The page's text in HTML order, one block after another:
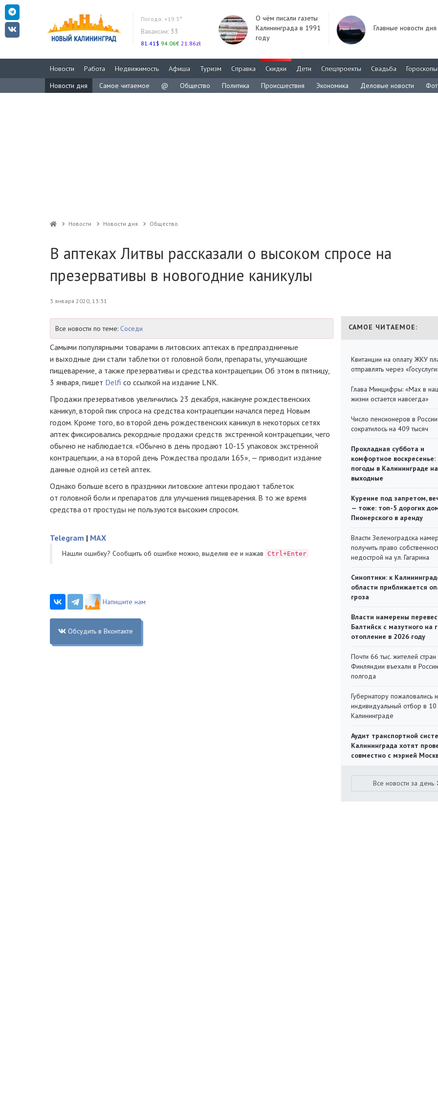
Погода: +19.3°
Вакансии: 33
81.41$ 94.06€ 21.86zł
О чём писали газеты
Калининграда в 1991
году
Главные новости дня
Новости Работа Недвижимость Афиша Туризм Справка Скидки Дети Спецпроекты Свадьба
Гороскопы
Новости дня
Самое читаемое @ Общество Политика Происшествия Экономика Деловые новости
Новости Новости дня Общество
В аптеках Литвы рассказали о высоком спросе на
презервативы в новогодние каникулы
3 января 2020, 13:31
Все новости по теме: Соседи
Самыми популярными товарами в литовских аптеках в предпраздничные
и выходные дни стали таблетки от головной боли, препараты, улучшающие
пищеварение, а также презервативы и средства контрацепции. Об этом в пятницу,
3 января, пишет Delfi со ссылкой на издание LNK.
Продажи презервативов увеличились 23 декабря, накануне рождественских
каникул, второй пик спроса на средства контрацепции начался перед Новым
годом. Кроме того, во второй день рождественских каникул в некоторых сетях
аптек фиксировались рекордные продажи средств экстренной контрацепции, чего
обычно не наблюдается. «Обычно в день продают 10-15 упаковок экстренной
контрацепции, а на второй день Рождества продали 165», — приводит издание
данные одной из сетей аптек.
Однако больше всего в праздники литовские аптеки продают таблеток
от головной боли и препаратов для улучшения пищеварения. В то же время
средства от простуды не пользуются высоким спросом.
Telegram | MAX
Нашли ошибку? Cообщить об ошибке можно, выделив ее и нажав Ctrl+Enter
Напишите нам
Обсудить в Вконтакте
САМОЕ ЧИТАЕМОЕ:
Квитанции на оплату ЖКУ
отправлять через
Глава Минцифры: «Мах в
жизни остается навсегда»
Число пенсионеров в
сократилось на 409 тысяч
Прохладная суббота и
комфортное воскресенье:
погоды в Калининграде на
выходные
Курение под запретом,
— тоже: топ-5 дорогих
Пионерского в аренду
Власти Зеленоградска
получить право
недострой на ул. Гагарина
Синоптики: к
области приближается
гроза
Власти намерены
Балтийск с мазутного на
отопление в 2026 году
Почти 66 тыс. жителей стран
Финляндии въехали в
полгода
Губернатору пожаловались
индивидуальный отбор в 10
Калининграде
Аудит транспортной
Калининграда хотят
совместно с мэрией
Все новости за день